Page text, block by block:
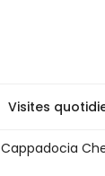
Visites
Cappadocia